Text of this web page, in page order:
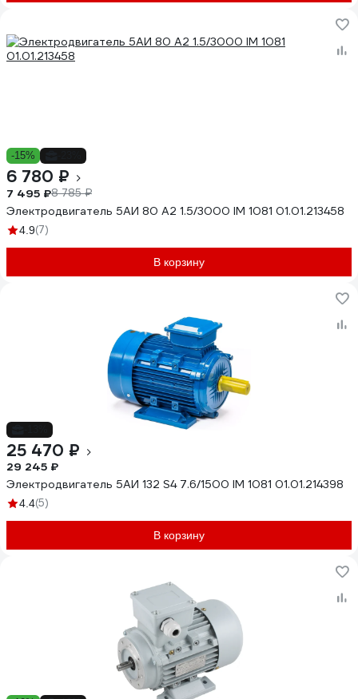
-15%
6 780 ₽
7 495 ₽8 785 ₽
Электродвигатель 5АИ 80 А2 1.5/3000 IM 1081 01.01.213458
4.9(7)
В корзину
25 470 ₽
29 245 ₽
Электродвигатель 5АИ 132 S4 7.6/1500 IM 1081 01.01.214398
4.4(5)
В корзину